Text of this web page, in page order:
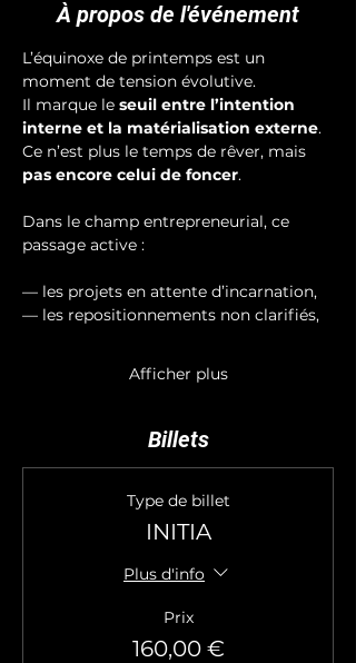
À propos de l'événement
L’équinoxe de printemps est un
moment de tension évolutive.
Il marque le seuil entre l’intention
interne et la matérialisation externe.
Ce n’est plus le temps de rêver, mais
pas encore celui de foncer.
Dans le champ entrepreneurial, ce
passage active :
— les projets en attente d’incarnation,
— les repositionnements non clarifiés,
Afficher plus
Billets
Type de billet
INITIA
Plus d'info
Prix
160,00 €